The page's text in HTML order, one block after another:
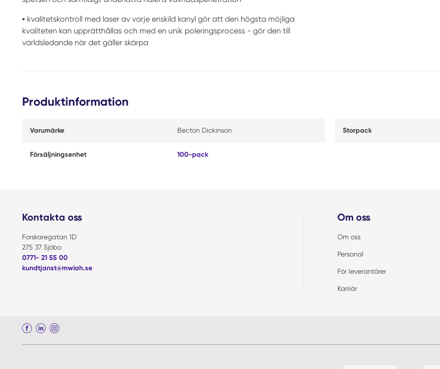
▪ kvalitetskontroll med laser av varje enskild kanyl gör att den högsta möjliga
kvaliteten kan upprätthållas och med en unik poleringsprocess - gör den till
världsledande när det gäller skärpa
Produktinformation
Varumärke Becton Dickinson Storpack
Försäljningsenhet 100-pack
Kontakta oss
Forskaregatan 1D
275 37 Sjöbo
0771- 21 55 00
kundtjanst@mwiah.se
Om oss
Om oss
Personal
För leverantörer
Karriär